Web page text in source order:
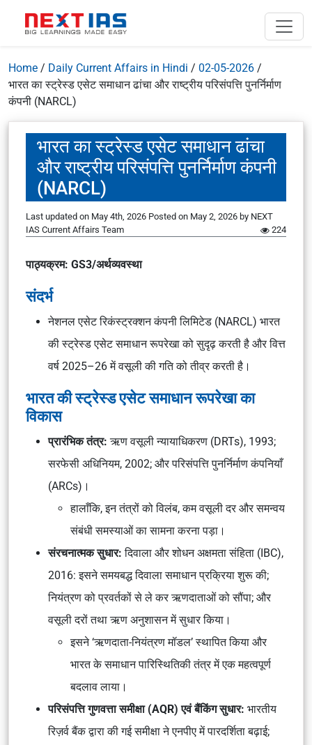
Home / Daily Current Affairs in Hindi / 02-05-2026 /
भारत का स्ट्रेस्ड एसेट समाधान ढांचा और राष्ट्रीय परिसंपत्ति पुनर्निर्माण
कंपनी (NARCL)
भारत का स्ट्रेस्ड एसेट समाधान ढांचा
और राष्ट्रीय परिसंपत्ति पुनर्निर्माण कंपनी
(NARCL)
Last updated on May 4th, 2026 Posted on May 2, 2026 by NEXT
IAS Current Affairs Team
224
पाठ्यक्रम: GS3/अर्थव्यवस्था
संदर्भ
नेशनल एसेट रिकंस्ट्रक्शन कंपनी लिमिटेड (NARCL) भारत
की स्ट्रेस्ड एसेट समाधान रूपरेखा को सुदृढ़ करती है और वित्त
वर्ष 2025–26 में वसूली की गति को तीव्र करती है।
भारत की स्ट्रेस्ड एसेट समाधान रूपरेखा का
विकास
प्रारंभिक तंत्र: ऋण वसूली न्यायाधिकरण (DRTs), 1993;
सरफेसी अधिनियम, 2002; और परिसंपत्ति पुनर्निर्माण कंपनियाँ
(ARCs)।
हालाँकि, इन तंत्रों को विलंब, कम वसूली दर और समन्वय
संबंधी समस्याओं का सामना करना पड़ा।
संरचनात्मक सुधार: दिवाला और शोधन अक्षमता संहिता (IBC),
2016: इसने समयबद्ध दिवाला समाधान प्रक्रिया शुरू की;
नियंत्रण को प्रवर्तकों से ले कर ऋणदाताओं को सौंपा; और
वसूली दरों तथा ऋण अनुशासन में सुधार किया।
इसने ‘ऋणदाता-नियंत्रण मॉडल’ स्थापित किया और
भारत के समाधान पारिस्थितिकी तंत्र में एक महत्वपूर्ण
बदलाव लाया।
परिसंपत्ति गुणवत्ता समीक्षा (AQR) एवं बैंकिंग सुधार: भारतीय
रिज़र्व बैंक द्वारा की गई समीक्षा ने एनपीए में पारदर्शिता बढ़ाई;